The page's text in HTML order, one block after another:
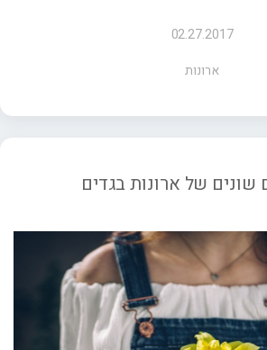
02.27.2017
ארונות
שונים של ארונות בגדים